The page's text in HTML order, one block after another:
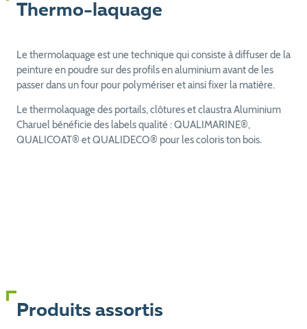
Thermo-laquage
Le thermolaquage est une technique qui consiste à diffuser de la
peinture en poudre sur des profils en aluminium avant de les
passer dans un four pour polymériser et ainsi fixer la matière.
Le thermolaquage des portails, clôtures et claustra Aluminium
Charuel bénéficie des labels qualité : QUALIMARINE®,
QUALICOAT® et QUALIDECO® pour les coloris ton bois.
Produits assortis